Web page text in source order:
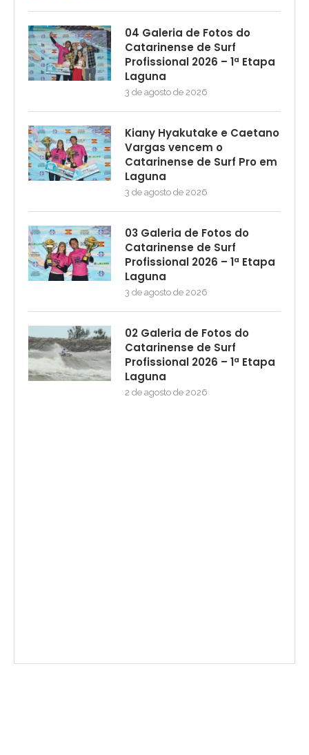
04 Galeria de Fotos do
Catarinense de Surf
Profissional 2026 – 1ª Etapa
Laguna
3 de agosto de 2026
Kiany Hyakutake e Caetano
Vargas vencem o
Catarinense de Surf Pro em
Laguna
3 de agosto de 2026
03 Galeria de Fotos do
Catarinense de Surf
Profissional 2026 – 1ª Etapa
Laguna
3 de agosto de 2026
02 Galeria de Fotos do
Catarinense de Surf
Profissional 2026 – 1ª Etapa
Laguna
2 de agosto de 2026